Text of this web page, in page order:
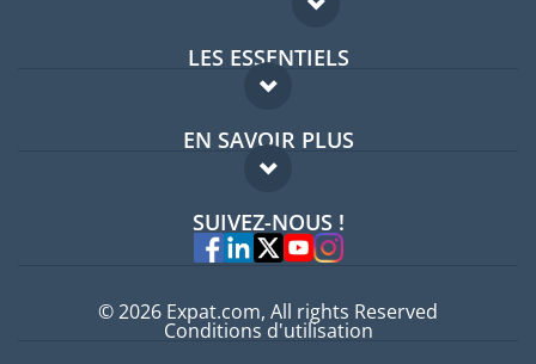
LES ESSENTIELS
Forum expatriés
Guides pays
EN SAVOIR PLUS
FAQ
Experts
SUIVEZ-NOUS !
© 2026 Expat.com, All rights Reserved
Conditions d'utilisation